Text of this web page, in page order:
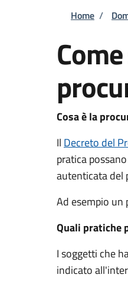
Home /
Cosa è la
Il Decreto del
pratica
autenticata del
Ad esempio un
Quali pratiche
I soggetti che
indicato